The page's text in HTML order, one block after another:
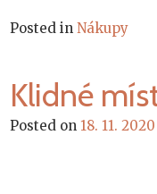
Posted inNákupy
Klidné
Posted on 18. 11. 2020